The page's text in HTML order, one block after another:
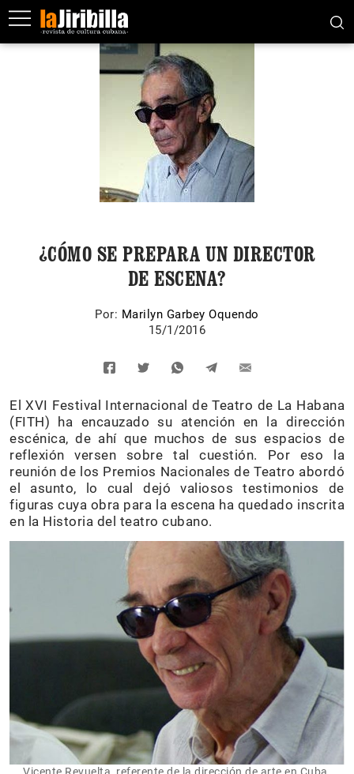
¿CÓMO SE PREPARA UN DIRECTOR
DE ESCENA?
Por: Marilyn Garbey Oquendo
15/1/2016
El XVI Festival Internacional de Teatro de La Habana
(FITH) ha encauzado su atención en la dirección
escénica, de ahí que muchos de sus espacios de
reflexión versen sobre tal cuestión. Por eso la
reunión de los Premios Nacionales de Teatro abordó
el asunto, lo cual dejó valiosos testimonios de
figuras cuya obra para la escena ha quedado inscrita
en la Historia del teatro cubano.